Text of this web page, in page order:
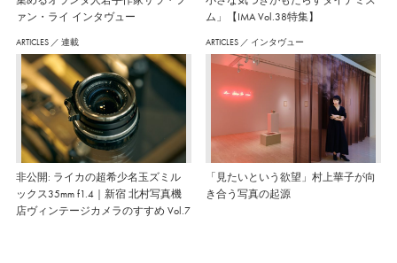
ァン・ライ インタヴュー
ム」【IMA Vol.38特集】
ARTICLES ／ 連載
非公開: ライカの超希少名玉ズミル
ックス35mm f1.4｜新宿 北村写真機
店ヴィンテージカメラのすすめ Vol.7
ARTICLES ／ インタヴュー
「見たいという欲望」村上華子が向
き合う写真の起源